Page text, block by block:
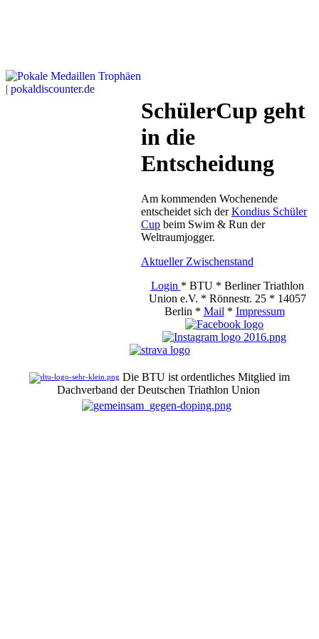
SchülerCup geht
in die
Entscheidung
Am kommenden Wochenende
entscheidet sich derKondius Schüler
Cup beim Swim & Run der
Weltraumjogger.
Aktueller Zwischenstand
Login * BTU * Berliner Triathlon
Union e.V. * Rönnestr. 25 * 14057
Berlin * Mail * Impressum
Die BTU ist ordentliches Mitglied im
Dachverband der Deutschen Triathlon Union